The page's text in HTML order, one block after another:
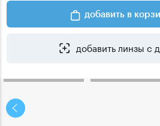
добавить в
добавить линзы с